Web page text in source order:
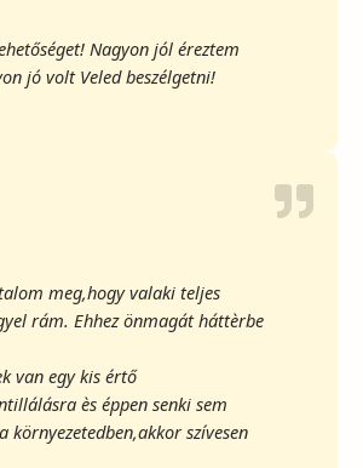
Nagyon jól éreztem
jó volt Veled beszélgetni!
meg,hogy valaki teljes
rám. Ehhez önmagát háttèrbe
van egy kis értő
ès éppen senki sem
környezetedben,akkor szívesen